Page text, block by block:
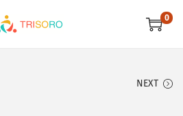
0
NEXT